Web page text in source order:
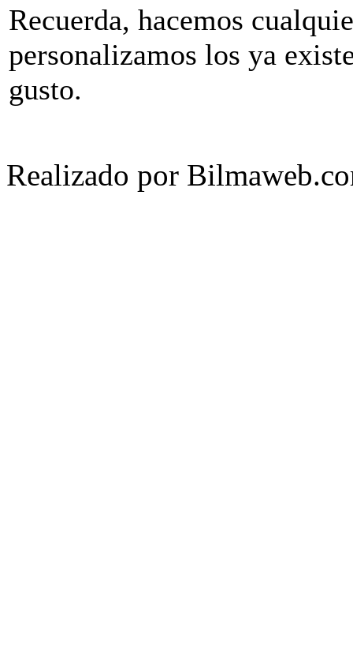
Recuerda, hacemos
personalizamos los ya
gusto.
Realizado por